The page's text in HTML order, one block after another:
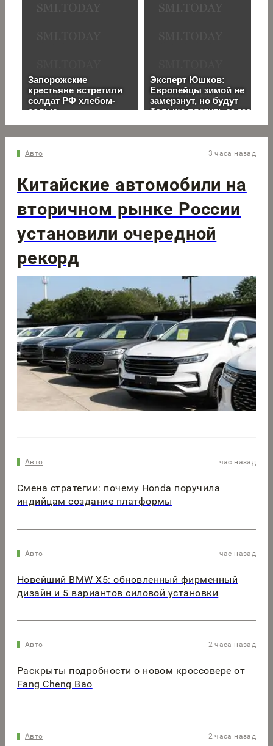
Авто 3 часа назад
Китайские автомобили на
вторичном рынке России
установили очередной
рекорд
Авто час назад
Смена стратегии: почему Honda поручила
индийцам создание платформы
Авто час назад
Новейший BMW X5: обновленный фирменный
дизайн и 5 вариантов силовой установки
Авто 2 часа назад
Раскрыты подробности о новом кроссовере от
Fang Cheng Bao
Авто 2 часа назад